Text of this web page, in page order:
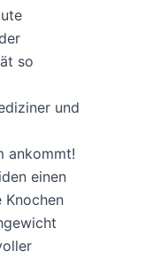
so
und
ankommt!
einen
Knochen